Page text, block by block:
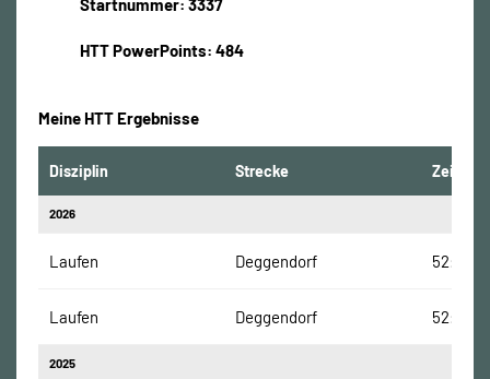
Startnummer: 3337
HTT PowerPoints: 484
Meine HTT Ergebnisse
Disziplin Strecke Zeit
2026
Laufen Deggendorf 52:14
Laufen Deggendorf 52:14
2025